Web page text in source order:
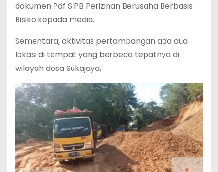
dokumen Pdf SIPB Perizinan Berusaha Berbasis
Risiko kepada media.
Sementara, aktivitas pertambangan ada dua
lokasi di tempat yang berbeda tepatnya di
wilayah desa Sukajaya,